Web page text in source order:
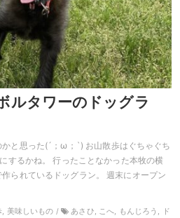
ルタワーのドッグラ
と思った(´；ω；`) お山散歩はぐちゃぐち
するかね。 行ったことなかった本牧の横
られているドッグラン。 週末にオープン
, 美味しいもの /
あさひ, こへ, もんじろう, ド